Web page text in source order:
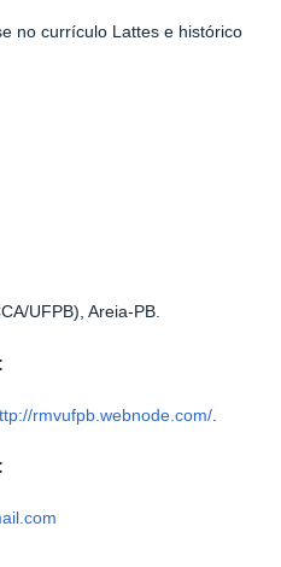
no currículo Lattes e histórico
UFPB), Areia-PB.
:
rmvufpb.webnode.com/
: